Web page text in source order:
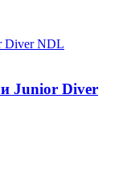
Junior Diver